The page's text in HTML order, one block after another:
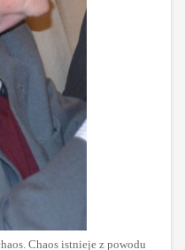
Chaos istnieje z powodu